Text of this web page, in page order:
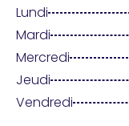
Lundi
Mardi
Mercredi
Jeudi
Vendredi